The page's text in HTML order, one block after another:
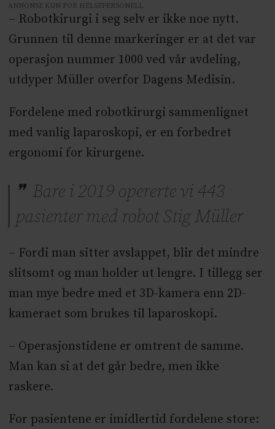
ANNONSE KUN FOR HELSEPERSONELL
– Robotkirurgi i seg selv er ikke noe nytt.
Grunnen til denne markeringer er at det var
operasjon nummer 1000 ved vår avdeling,
utdyper Müller overfor Dagens Medisin.
Fordelene med robotkirurgi sammenlignet
med vanlig laparoskopi, er en forbedret
ergonomi for kirurgene.
Bare i 2019 opererte vi 443
pasienter med robot Stig Müller
– Fordi man sitter avslappet, blir det mindre
slitsomt og man holder ut lengre. I tillegg ser
man mye bedre med et 3D-kamera enn 2D-
kameraet som brukes til laparoskopi.
– Operasjonstidene er omtrent de samme.
Man kan si at det går bedre, men ikke
raskere.
For pasientene er imidlertid fordelene store: